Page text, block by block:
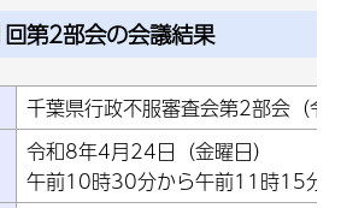
第2部会の会議結果
千葉県行政不服審査会第2部会（令
令和8年4月24日（金曜日）
午前10時30分から午前11時15分